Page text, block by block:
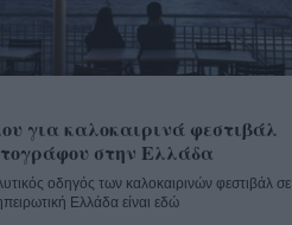
για καλοκαιρινά φεστιβάλ
στην Ελλάδα
οδηγός των καλοκαιρινών φεστιβάλ σε
Ελλάδα είναι εδώ